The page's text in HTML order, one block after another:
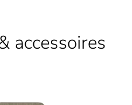
accessoires